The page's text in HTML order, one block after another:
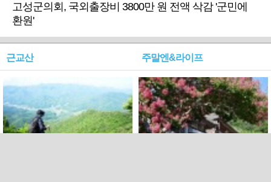
고성군의회, 국외출장비 3800만 원 전액 삭감 '군민에
환원'
근교산 주말엔&라이프